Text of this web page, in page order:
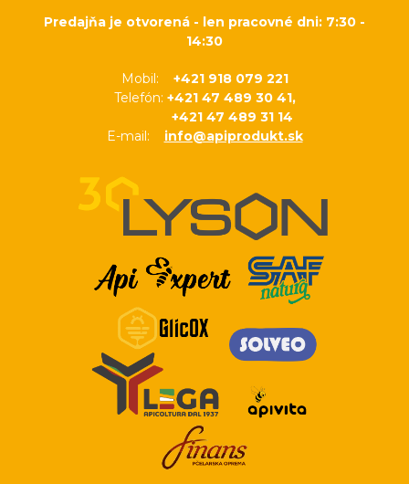
Predajňa je otvorená - len pracovné dni: 7:30 -
14:30
Mobil: +421 918 079 221
Telefón: +421 47 489 30 41,
+421 47 489 31 14
E-mail: info@apiprodukt.sk